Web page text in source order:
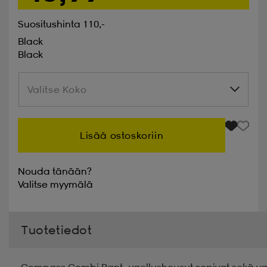
Suositushinta 110,-
Black
Black
Valitse Koko
Valitse Koko
Lisää ostoskoriin
Nouda tänään?
Valitse myymälä
Tuotetiedot